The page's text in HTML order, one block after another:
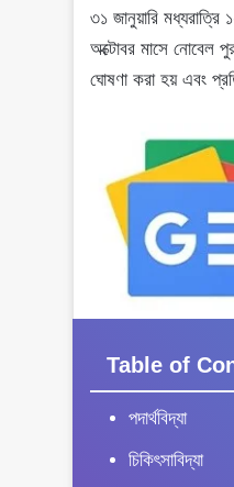
৩১ জানুয়ারি
অক্টোবর মাসে নোবেল
ঘোষণা করা হয় এবং
Table of
পদার্থবিদ্যা
চিকিৎসাবিদ্যা